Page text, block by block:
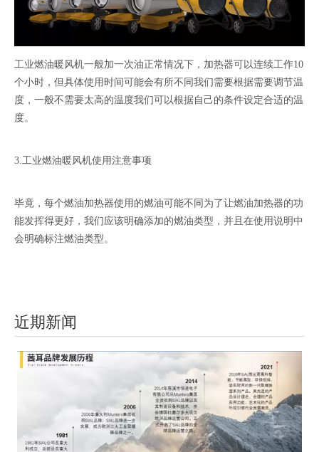
工业燃油暖风机一般加一次油正常情况下，加热器可以连续工作10
个小时，但具体使用时间可能会有所不同我们需要根据需要调节温
度，一般不需要太高的温度我们可以根据自己的条件设定合适的温
度。
3.工业燃油暖风机使用注意事项
毕竟，每个燃油加热器使用的燃油可能不同为了让燃油加热器的功
能发挥得更好，我们应该明确添加的燃油类型，并且在使用说明中
会明确标注燃油类型。
近期新闻